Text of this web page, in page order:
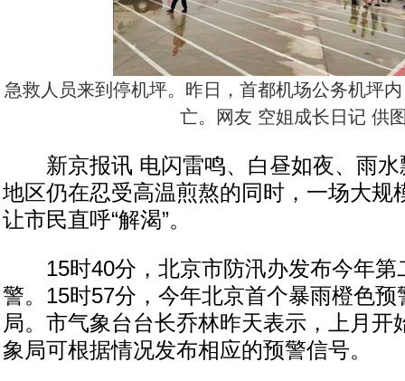
急救人员来到停机坪。昨日，首都机场公务机坪
亡。网友 空姐成长日记 供
新京报讯 电闪雷鸣、白昼如夜、雨水
地区仍在忍受高温煎熬的同时，一场大规
让市民直呼“解渴”。
15时40分，北京市防汛办发布今年第
警。15时57分，今年北京首个暴雨橙色
局。市气象台台长乔林昨天表示，上月开
象局可根据情况发布相应的预警信号。